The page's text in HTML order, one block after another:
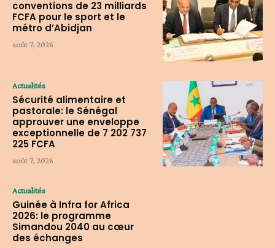
conventions de 23 milliards
FCFA pour le sport et le
métro d’Abidjan
août 7, 2026
Actualités
Sécurité alimentaire et
pastorale: le Sénégal
approuver une enveloppe
exceptionnelle de 7 202 737
225 FCFA
août 7, 2026
Actualités
Guinée à Infra for Africa
2026: le programme
Simandou 2040 au cœur
des échanges